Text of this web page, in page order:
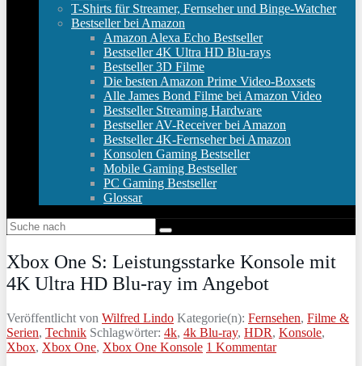
T-Shirts für Streamer, Fernseher und Binge-Watcher
Bestseller bei Amazon
Amazon Alexa Echo Bestseller
Bestseller 4K Ultra HD Blu-rays
Bestseller 3D Filme
Die besten Amazon Prime Video-Boxsets
Alle James Bond Filme bei Amazon Video
Bestseller Streaming Hardware
Bestseller AV-Receiver bei Amazon
Bestseller 4K-Fernseher bei Amazon
Konsolen Gaming Bestseller
Mobile Gaming Bestseller
PC Gaming Bestseller
Glossar
Xbox One S: Leistungsstarke Konsole mit
4K Ultra HD Blu-ray im Angebot
Veröffentlicht von Wilfred Lindo Kategorie(n): Fernsehen, Filme &
Serien, Technik Schlagwörter: 4k, 4k Blu-ray, HDR, Konsole,
Xbox, Xbox One, Xbox One Konsole 1 Kommentar